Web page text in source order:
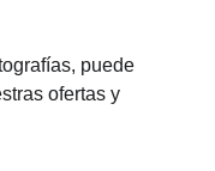
puede
ofertas y